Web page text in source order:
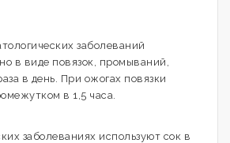
заболеваний
в виде повязок, промываний,
в день. При ожогах повязки
в 1,5 часа.
заболеваниях используют сок в